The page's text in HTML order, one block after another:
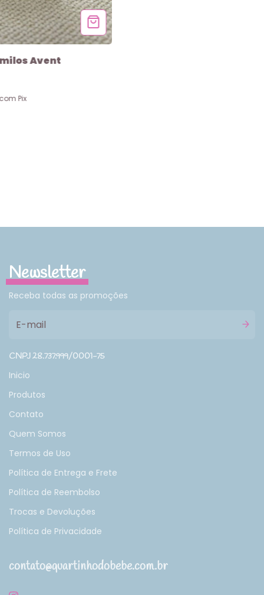
Avent
Pix
Newsletter
Receba todas as promoções
CNPJ 28.737.999/0001-75
Inicio
Produtos
Contato
Quem Somos
Termos de Uso
Política de Entrega e Frete
Política de Reembolso
Trocas e Devoluções
Política de Privacidade
contato@quartinhodobebe.com.br